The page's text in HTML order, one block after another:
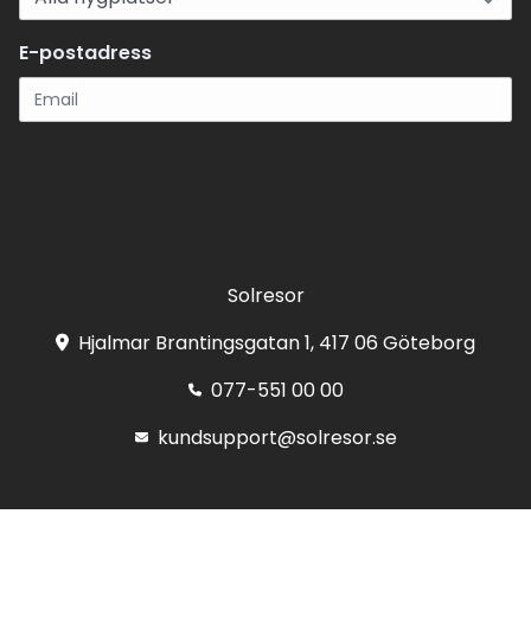
E-postadress
Solresor
Hjalmar Brantingsgatan 1, 417 06 Göteborg
077-551 00 00
kundsupport@solresor.se